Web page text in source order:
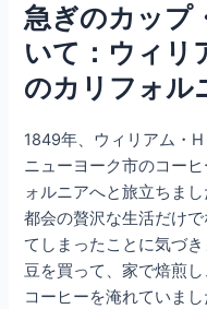
急ぎのカップ
いて：ウィリ
のカリフォル
1849年、ウィリアム・
ニューヨーク市のコー
ォルニアへと旅立ちま
都会の贅沢な生活だけ
てしまったことに気づ
豆を買って、家で焙煎
コーヒーを淹れていま